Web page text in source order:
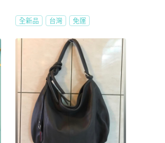
全新品 台灣 免運